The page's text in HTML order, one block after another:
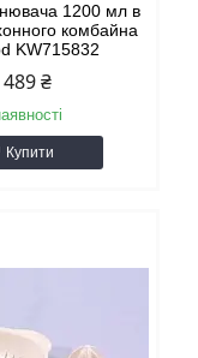
1200 мл в
комбайна
KW715832
489 ₴
Купити